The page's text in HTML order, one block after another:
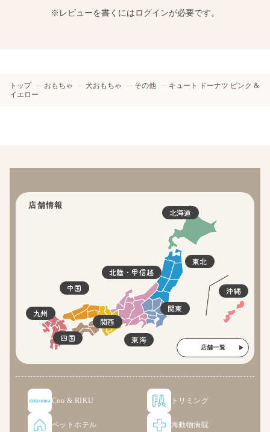
※レビューを書くにはログインが必要です。
トップ おもちゃ 犬おもちゃ その他
キュート ドーナツ ピンク &
イエロー
店舗情報
北海道
東北
関東
北陸・甲信越
東海
関西
四国
中国
九州
沖縄
店舗一覧
Coo & RIKU トリミング
ペットホテル 海動物病院